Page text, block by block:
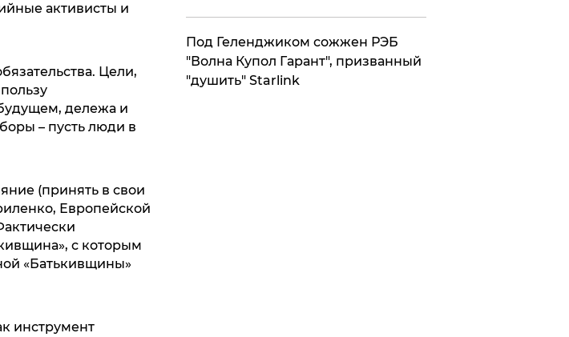
активисты и
Цели,
дележа и
– пусть люди в
(принять в свои
Европейской
с которым
«Батькивщины»
инструмент
Под Геленджиком сожжен РЭБ
"Волна Купол Гарант", призванный
"душить" Starlink